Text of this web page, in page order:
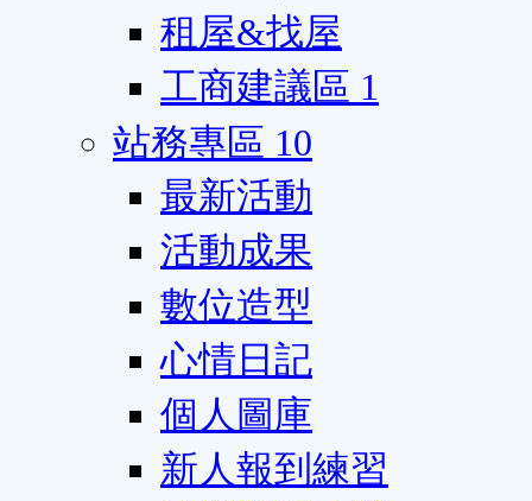
租屋&找屋
工商建議區 1
站務專區 10
最新活動
活動成果
數位造型
心情日記
個人圖庫
新人報到練習